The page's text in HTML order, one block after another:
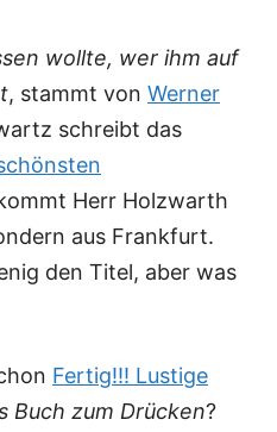
wollte, wer ihm auf
, stammt von Werner
schreibt das
Herr Holzwarth
aus Frankfurt.
den Titel, aber was
Fertig!!! Lustige
Buch zum Drücken?